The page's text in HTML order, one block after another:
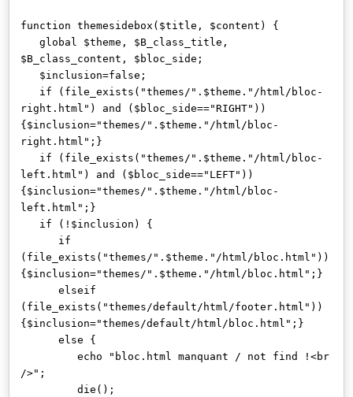
function themesidebox($title, $content) {
global $theme, $B_class_title,
$B_class_content, $bloc_side;
$inclusion=false;
if (file_exists("themes/".$theme."/html/bloc-
right.html") and ($bloc_side=="RIGHT"))
{$inclusion="themes/".$theme."/html/bloc-
right.html";}
if (file_exists("themes/".$theme."/html/bloc-
left.html") and ($bloc_side=="LEFT"))
{$inclusion="themes/".$theme."/html/bloc-
left.html";}
if (!$inclusion) {
if
(file_exists("themes/".$theme."/html/bloc.html"))
{$inclusion="themes/".$theme."/html/bloc.html";}
elseif
(file_exists("themes/default/html/footer.html"))
{$inclusion="themes/default/html/bloc.html";}
else {
echo "bloc.html manquant / not find !<br
/>";
die();